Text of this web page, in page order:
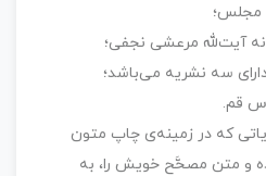
مجلس؛
آیت‌ﷲ مرعشی نجفی؛
سه نشریه می‌باشد؛
قم.
که در زمینه‌ی چاپ متون
و متن مصحَّح خویش را، به